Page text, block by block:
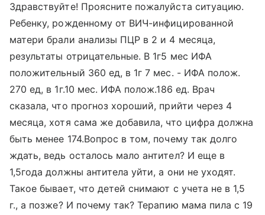
Здравствуйте! Проясните пожалуйста ситуацию.
Ребенку, рожденному от ВИЧ-инфицированной
матери брали анализы ПЦР в 2 и 4 месяца,
результаты отрицательные. В 1г5 мес ИФА
положительный 360 ед, в 1г 7 мес. - ИФА полож.
270 ед, в 1г.10 мес. ИФА полож.186 ед. Врач
сказала, что прогноз хороший, прийти через 4
месяца, хотя сама же добавила, что цифра должна
быть менее 174.Вопрос в том, почему так долго
ждать, ведь осталось мало антител? И еще в
1,5года должны антитела уйти, а они не уходят.
Такое бывает, что детей снимают с учета не в 1,5
г., а позже? И почему так? Терапию мама пила с 19